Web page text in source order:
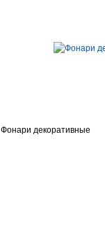
Фонари декоративные